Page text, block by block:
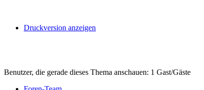
Druckversion anzeigen
Benutzer, die gerade dieses Thema anschauen: 1 Gast/Gäste